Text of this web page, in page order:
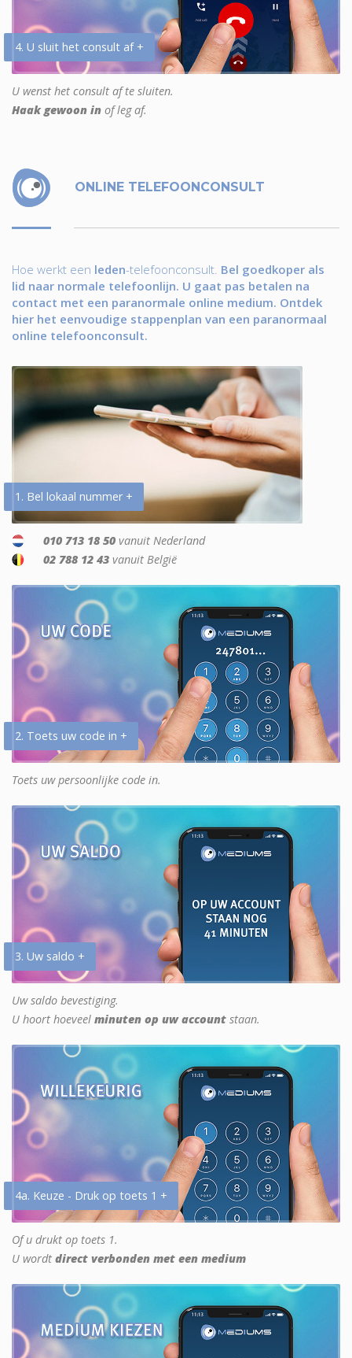
4. U sluit het consult af +
U wenst het consult af te sluiten.
Haak gewoon in of leg af.
ONLINE TELEFOONCONSULT
Hoe werkt een leden-telefoonconsult. Bel goedkoper als
lid naar normale telefoonlijn. U gaat pas betalen na
contact met een paranormale online medium. Ontdek
hier het eenvoudige stappenplan van een paranormaal
online telefoonconsult.
1. Bel lokaal nummer +
010 713 18 50 vanuit Nederland
02 788 12 43 vanuit België
2. Toets uw code in +
Toets uw persoonlijke code in.
3. Uw saldo +
Uw saldo bevestiging.
U hoort hoeveel minuten op uw account staan.
4a. Keuze - Druk op toets 1 +
Of u drukt op toets 1.
U wordt direct verbonden met een medium